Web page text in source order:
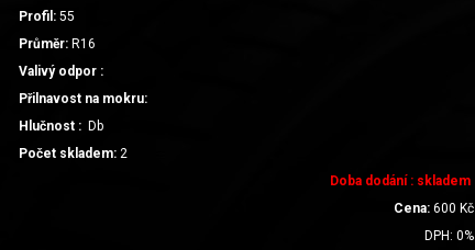
Profil: 55
Průměr: R16
Valivý odpor :
Přilnavost na mokru:
Hlučnost : Db
Počet skladem: 2
Doba dodání : skladem
Cena: 600 Kč
DPH: 0%